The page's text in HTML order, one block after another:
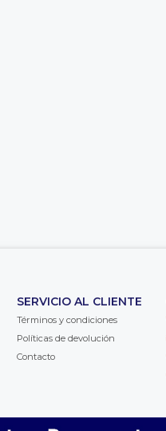
SERVICIO AL CLIENTE
Términos y condiciones
Políticas de devolución
Contacto